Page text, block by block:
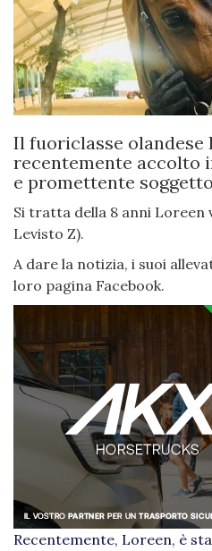
Il fuoriclasse olandese
recentemente accolto
e promettente
Si tratta della 8 anni Loreen
Levisto Z).
A dare la notizia, i suoi
loro pagina Facebook.
Recentemente, Loreen, è